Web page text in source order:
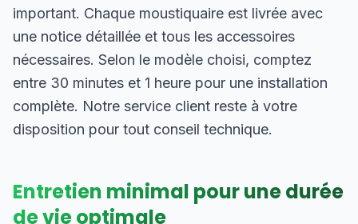
important. Chaque moustiquaire est livrée avec
une notice détaillée et tous les accessoires
nécessaires. Selon le modèle choisi, comptez
entre 30 minutes et 1 heure pour une installation
complète. Notre service client reste à votre
disposition pour tout conseil technique.
Entretien minimal pour une durée
de vie optimale